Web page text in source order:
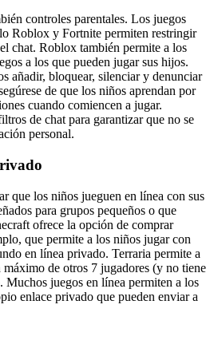
controles parentales. Los juegos
Roblox y Fortnite permiten restringir
chat. Roblox también permite a los
a los que pueden jugar sus hijos.
añadir, bloquear, silenciar y denunciar
de que los niños aprendan por
cuando comiencen a jugar.
de chat para garantizar que no se
personal.
que los niños jueguen en línea con sus
para grupos pequeños o que
ofrece la opción de comprar
que permite a los niños jugar con
en línea privado. Terraria permite a
de otros 7 jugadores (y no tiene
Muchos juegos en línea permiten a los
enlace privado que pueden enviar a